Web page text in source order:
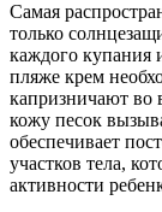
Самая
только
каждого купания
пляже крем
капризничают во
кожу песок
обеспечивает
участков тела,
активности